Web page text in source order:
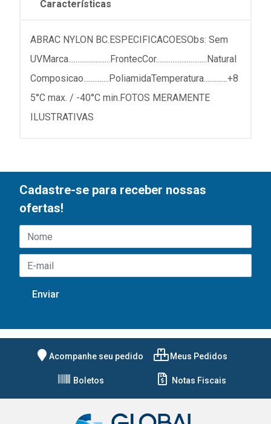
Características
ABRAC NYLON BC.ESPECIFICACOESObs: Sem
UVMarca.......................FrontecCor............................Natural
Composicao..............PoliamidaTemperatura.............+8
5°C max. / -40°C min.FOTOS MERAMENTE
ILUSTRATIVAS
Cadastre-se para receber nossas
ofertas!
Acompanhe seu pedido Meus Pedidos
Boletos Notas Fiscais